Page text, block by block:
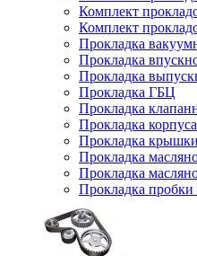
Комплект
Комплект
Прокладка
Прокладка
Прокладка
Прокладка ГБЦ
Прокладка
Прокладка
Прокладка
Прокладка
Прокладка
Прокладка пробки